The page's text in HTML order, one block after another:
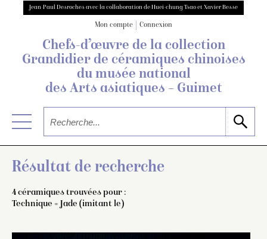
Jean-Paul Desroches avec la collaboration de Huei-chung Tsao et Xavier Besse
Mon compte Connexion
Chefs-d’œuvre de la collection
Grandidierde céramiques chinoises
du musée national
des Arts asiatiques – Guimet
Résultat de recherche
4 céramiques trouvées pour :
Technique = Jade (imitant le)